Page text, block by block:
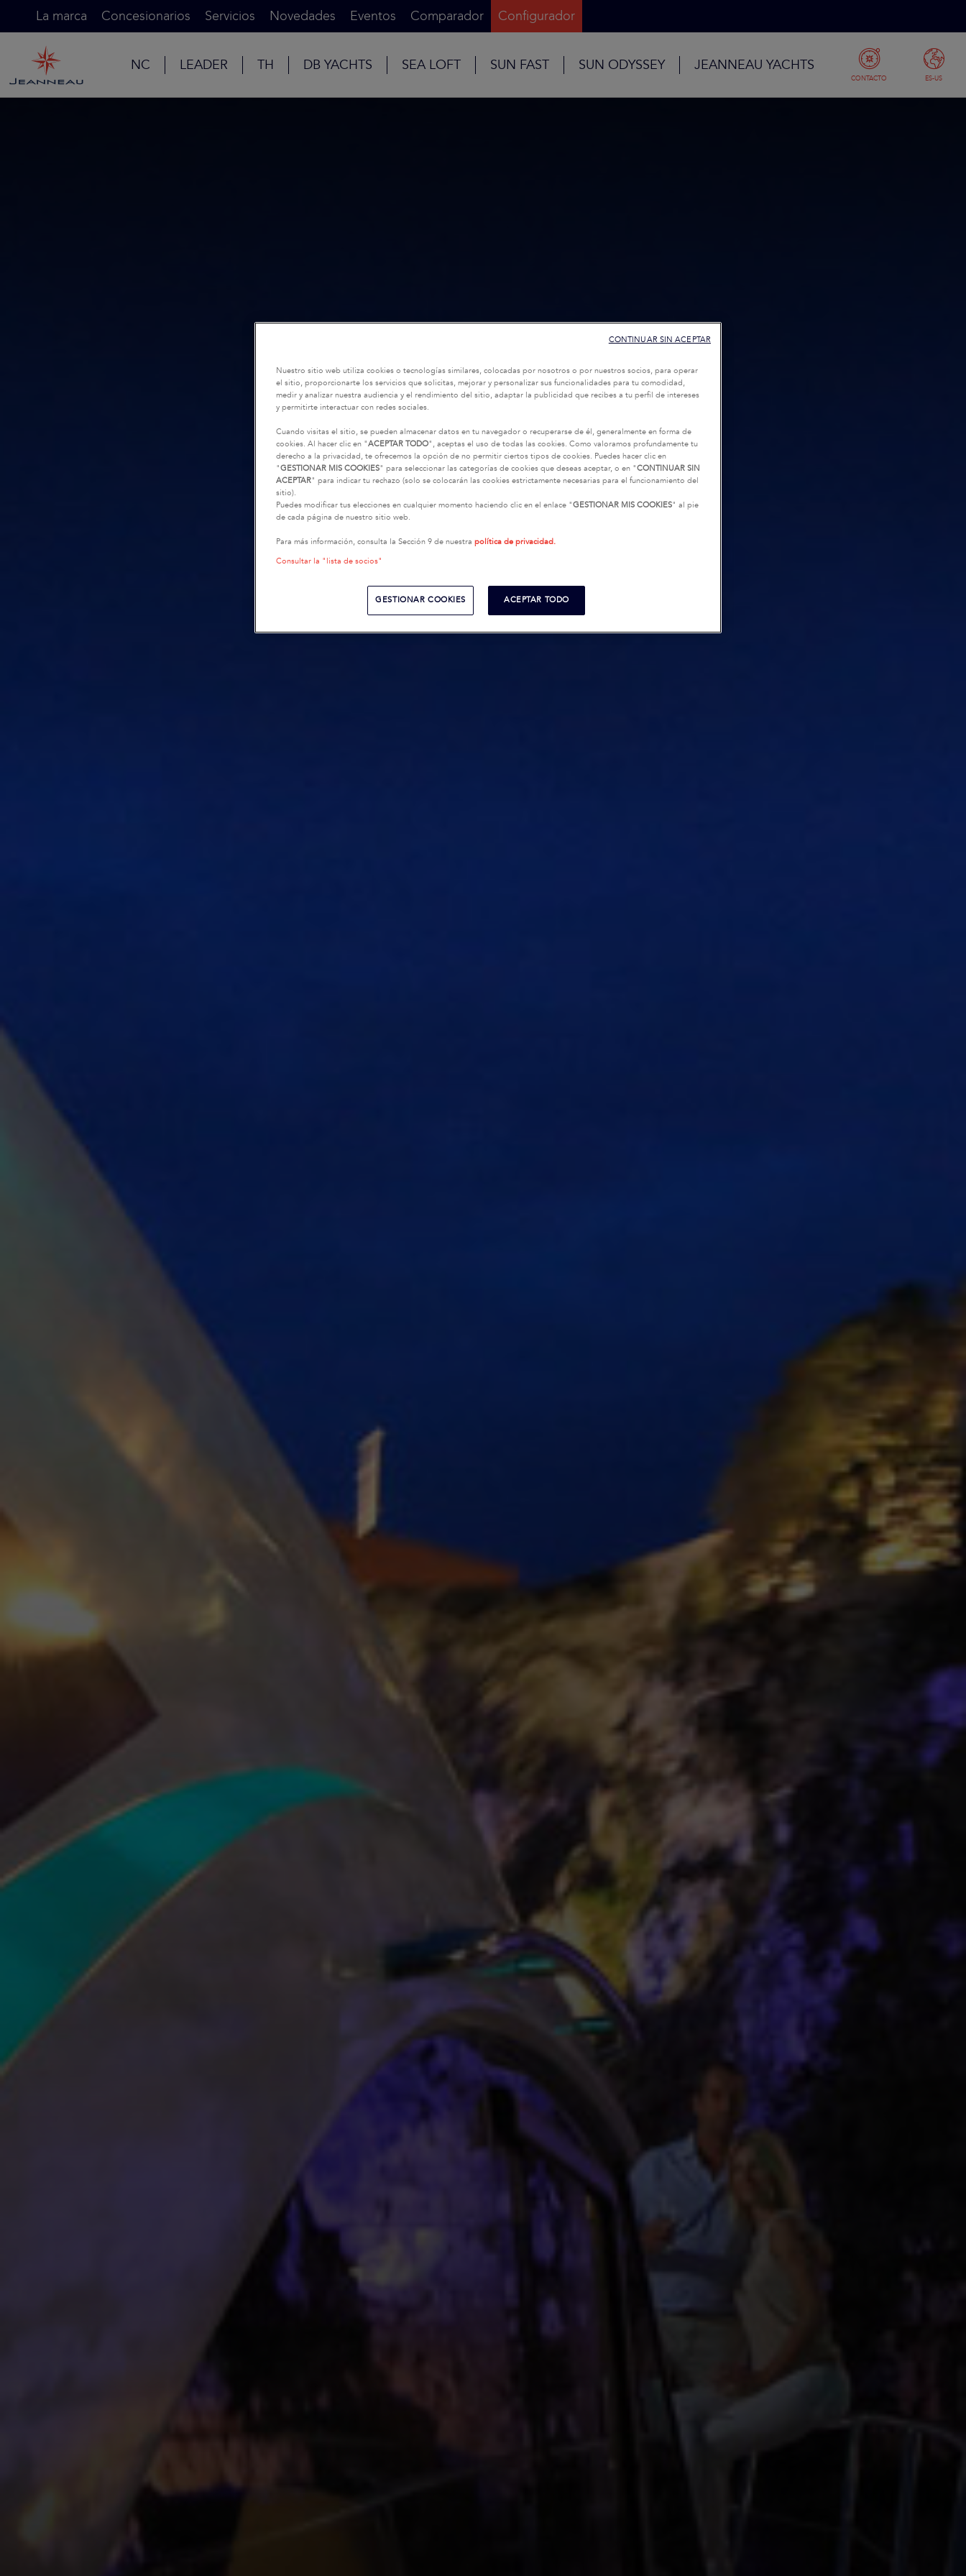
La marca Concesionarios Servicios Novedades Eventos Comparador Configurador
NC LEADER TH DB YACHTS SEA LOFT SUN FAST SUN ODYSSEY JEANNEAU YACHTS
CONTACTO ES-US
Nuestro sitio web utiliza cookies o tecnologías similares, colocadas por nosotros o por nuestros socios, para operar
el sitio, proporcionarte los servicios que solicitas, mejorar y personalizar sus funcionalidades para tu comodidad,
medir y analizar nuestra audiencia y el rendimiento del sitio, adaptar la publicidad que recibes a tu perfil de intereses
y permitirte interactuar con redes sociales.
Cuando visitas el sitio, se pueden almacenar datos en tu navegador o recuperarse de él, generalmente en forma de
cookies. Al hacer clic en "ACEPTAR TODO", aceptas el uso de todas las cookies. Como valoramos profundamente tu
derecho a la privacidad, te ofrecemos la opción de no permitir ciertos tipos de cookies. Puedes hacer clic en
"GESTIONAR MIS COOKIES" para seleccionar las categorías de cookies que deseas aceptar, o en "CONTINUAR SIN
ACEPTAR" para indicar tu rechazo (solo se colocarán las cookies estrictamente necesarias para el funcionamiento del
sitio).
Puedes modificar tus elecciones en cualquier momento haciendo clic en el enlace "GESTIONAR MIS COOKIES" al pie
de cada página de nuestro sitio web.
Para más información, consulta la Sección 9 de nuestra política de privacidad.
Consultar la "lista de socios"
GESTIONAR COOKIES ACEPTAR TODO
CONTINUAR SIN ACEPTAR